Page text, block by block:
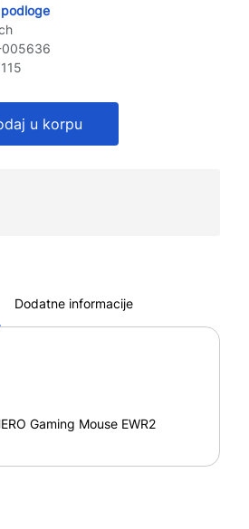
u korpu
Dodatne informacije
Gaming Mouse EWR2